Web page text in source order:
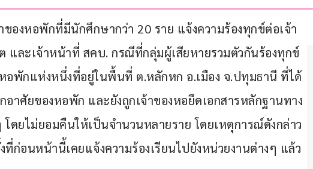
องหอพักที่มีนักศึกษากว่า 20 ราย แจ้งความร้องทุกข์ต่อเจ้า
และเจ้าหน้าที่ สคบ. กรณีที่กลุ่มผู้เสียหายรวมตัวกันร้องทุกข์
อพักแห่งหนึ่งที่อยู่ในพื้นที่ ต.หลักหก อ.เมือง จ.ปทุมธานี ที่ได้
าศัยของหอพัก และยังถูกเจ้าของหอยึดเอกสารหลักฐานทาง
ยไม่ยอมคืนให้เป็นจำนวนหลายราย โดยเหตุการณ์ดังกล่าว
ที่ก่อนหน้านี้เคยแจ้งความร้องเรียนไปยังหน่วยงานต่างๆ แล้ว